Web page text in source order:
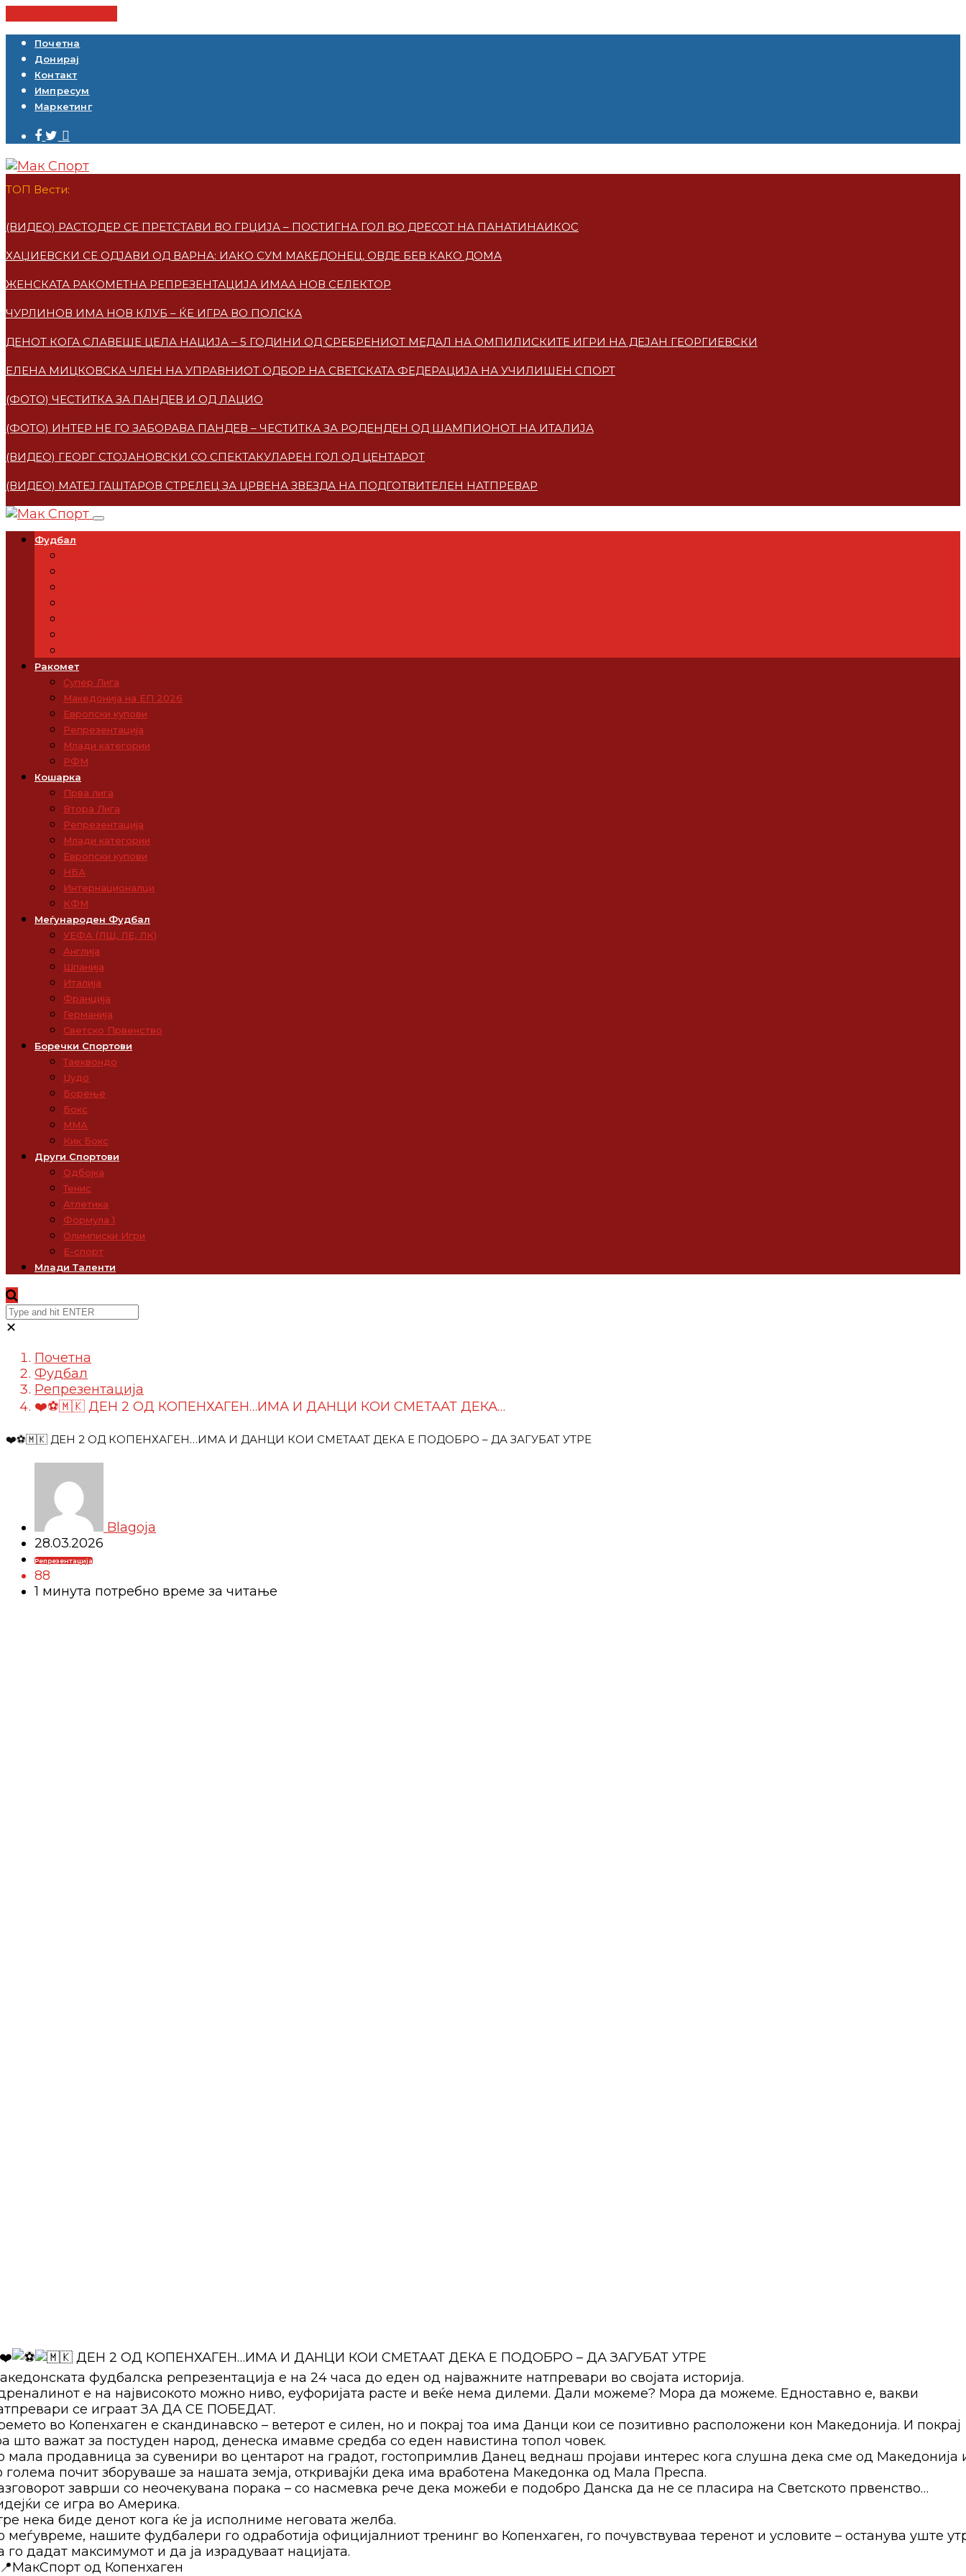
Почетна
Донирај
Контакт
Импресум
Маркетинг
ТОП Вести:
(ВИДЕО) РАСТОДЕР СЕ ПРЕТСТАВИ ВО ГРЦИЈА – ПОСТИГНА ГОЛ ВО ДРЕСОТ НА ПАНАТИНАИКОС
ХАЏИЕВСКИ СЕ ОДЈАВИ ОД ВАРНА: ИАКО СУМ МАКЕДОНЕЦ, ОВДЕ БЕВ КАКО ДОМА
ЖЕНСКАТА РАКОМЕТНА РЕПРЕЗЕНТАЦИЈА ИМАА НОВ СЕЛЕКТОР
ЧУРЛИНОВ ИМА НОВ КЛУБ – ЌЕ ИГРА ВО ПОЛСКА
ДЕНОТ КОГА СЛАВЕШЕ ЦЕЛА НАЦИЈА – 5 ГОДИНИ ОД СРЕБРЕНИОТ МЕДАЛ НА ОМПИЛИСКИТЕ ИГРИ НА ДЕЈАН ГЕОРГИЕВСКИ
ЕЛЕНА МИЦКОВСКA ЧЛЕН НА УПРАВНИОТ ОДБОР НА СВЕТСКАТА ФЕДЕРАЦИЈА НА УЧИЛИШЕН СПОРТ
(ФОТО) ЧЕСТИТКА ЗА ПАНДЕВ И ОД ЛАЦИО
(ФОТО) ИНТЕР НЕ ГО ЗАБОРАВА ПАНДЕВ – ЧЕСТИТКА ЗА РОДЕНДЕН ОД ШАМПИОНОТ НА ИТАЛИЈА
(ВИДЕО) ГЕОРГ СТОЈАНОВСКИ СО СПЕКТАКУЛАРЕН ГОЛ ОД ЦЕНТАРОТ
(ВИДЕО) МАТЕЈ ГАШТАРОВ СТРЕЛЕЦ ЗА ЦРВЕНА ЗВЕЗДА НА ПОДГОТВИТЕЛЕН НАТПРЕВАР
Фудбал
Ракомет
Супер Лига
Македонија на ЕП 2026
Европски купови
Репрезентација
Млади категории
РФМ
Кошарка
Прва лига
Втора Лига
Репрезентација
Млади категории
Европски купови
НБА
Интернационалци
КФМ
Меѓународен Фудбал
УЕФА (ЛШ, ЛЕ, ЛК)
Англија
Шпанија
Италија
Франција
Германија
Светско Првенство
Боречки Спортови
Таеквондо
Џудо
Борење
Бокс
ММА
Кик Бокс
Други Спортови
Одбојка
Тенис
Атлетика
Формула 1
Олимписки Игри
Е-спорт
Млади Таленти
✕
Почетна
Фудбал
Репрезентација
❤️⚽️🇲🇰 ДЕН 2 ОД КОПЕНХАГЕН…ИМА И ДАНЦИ КОИ СМЕТААТ ДЕКА…
❤️⚽️🇲🇰 ДЕН 2 ОД КОПЕНХАГЕН…ИМА И ДАНЦИ КОИ СМЕТААТ ДЕКА Е ПОДОБРО – ДА ЗАГУБАТ УТРЕ
Blagoja
28.03.2026
Репрезентација
88
1 минутa потребно време за читање
ДЕН 2 ОД КОПЕНХАГЕН…ИМА И ДАНЦИ КОИ СМЕТААТ ДЕКА Е ПОДОБРО – ДА ЗАГУБАТ УТРЕ
фудбалска репрезентација е на 24 часа до еден од најважните натпревари во својата историја.
е на највисокото можно ниво, еуфоријата расте и веќе нема дилеми. Дали можеме? Мора да можеме. Едноставно е, вакви
се играат ЗА ДА СЕ ПОБЕДАТ.
во Копенхаген е скандинавско – ветерот е силен, но и покрај тоа има Данци кои се позитивно расположени кон Македонија. И покрај
што важат за постуден народ, денеска имавме средба со еден навистина топол човек.
мала продавница за сувенири во центарот на градот, гостопримлив Данец веднаш пројави интерес кога слушна дека сме од Македонија
голема почит зборуваше за нашата земја, откривајќи дека има вработена Македонка од Мала Преспа.
заврши со неочекувана порака – со насмевка рече дека можеби е подобро Данска да не се пласира на Светското првенство…
се игра во Америка.
нека биде денот кога ќе ја исполниме неговата желба.
меѓувреме, нашите фудбалери го одработија официјалниот тренинг во Копенхаген, го почувствуваа теренот и условите – останува уште
го дадат максимумот и да ја израдуваат нацијата.
МакСпорт од Копенхаген